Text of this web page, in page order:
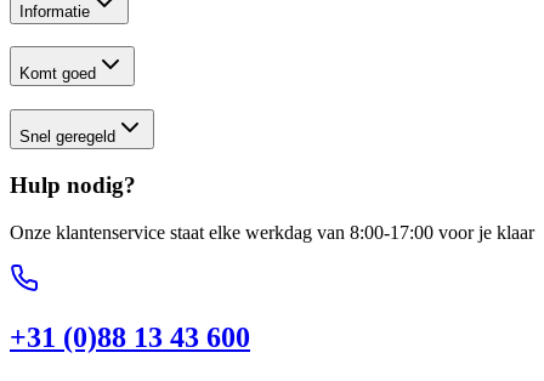
Informatie
Komt goed
Snel geregeld
Hulp nodig?
Onze klantenservice staat elke werkdag van 8:00-17:00 voor je klaar
+31 (0)88 13 43 600